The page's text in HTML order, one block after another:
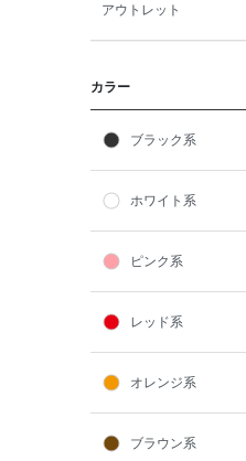
アウトレット
カラー
ブラック系
ホワイト系
ピンク系
レッド系
オレンジ系
ブラウン系